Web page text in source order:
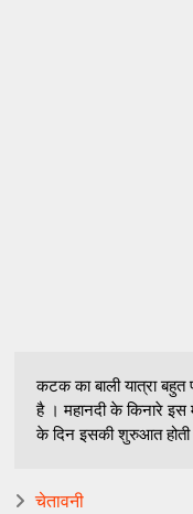
कटक का बाली यात्रा
है । महानदी के किनारे इस
के दिन इसकी शुरुआत
चेतावनी